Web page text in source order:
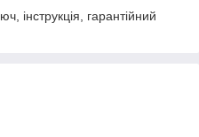
інструкція, гарантійний